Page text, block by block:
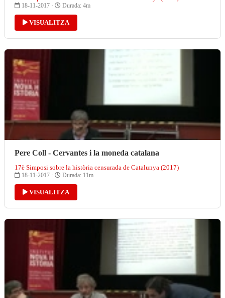
18-11-2017 · Durada: 4m
VISUALITZA
Pere Coll - Cervantes i la moneda catalana
17è Simposi sobre la història censurada de Catalunya (2017)
18-11-2017 · Durada: 11m
VISUALITZA